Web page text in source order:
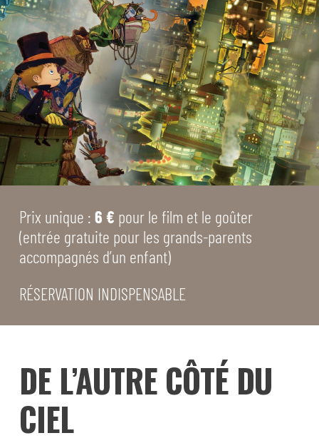
Prix unique : 6 € pour le film et le goûter
(entrée gratuite pour les grands-parents
accompagnés d’un enfant)
RÉSERVATION INDISPENSABLE
DE L’AUTRE CÔTÉ DU
CIEL